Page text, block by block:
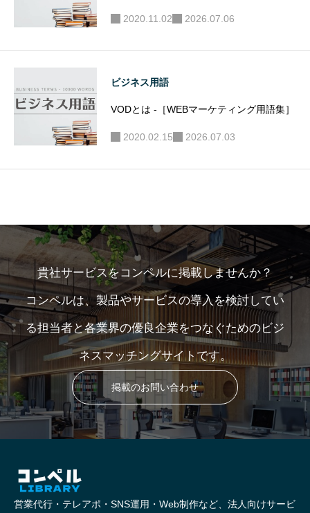
2020.11.02 2026.07.06
ビジネス用語
VODとは -［WEBマーケティング用語集］
2020.02.15 2026.07.03
貴社サービスをコンペルに掲載しませんか？
コンペルは、製品やサービスの導入を検討してい
る担当者と各業界の優良企業をつなぐためのビジ
ネスマッチングサイトです。
掲載のお問い合わせ
営業代行・テレアポ・SNS運用・Web制作など、法人向けサービ